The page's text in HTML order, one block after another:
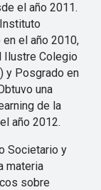
el año 2011.
el año 2010,
Ilustre Colegio
y Posgrado en
una
de la
año 2012.
Societario y
materia
sobre